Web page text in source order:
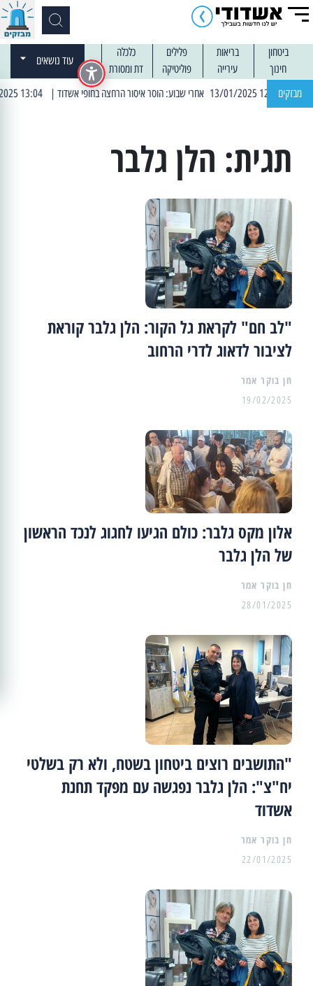
ביטחון בריאות פלילים
כלכלה
חינוך
עירייה פוליטיקה דת ומסורת
עוד נושאים
מבזקים | 13:04 14/01/2025 עובדים בלילות: עבודות קרצוף וריבוד אספלט
תגית: הלן גלבר
"לב חם" לקראת גל הקור: הלן גלבר קוראת
לציבור לדאוג לדרי הרחוב
19/02/2025
אלון מקס גלבר: כולם הגיעו לחגוג לנכד הראשון
של הלן גלבר
28/01/2025
"התושבים רוצים ביטחון בשטח, ולא רק בשלטי
יח"צ": הלן גלבר נפגשה עם מפקד תחנת
אשדוד
22/01/2025